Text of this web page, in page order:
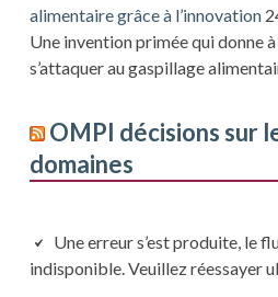
alimentaire grâce à l’innovation
Une invention primée qui donne
s’attaquer au gaspillage
OMPI décisions sur
domaines
Une erreur s’est produite, le
indisponible. Veuillez réessayer